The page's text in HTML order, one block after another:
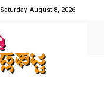
Saturday, August 8, 2026